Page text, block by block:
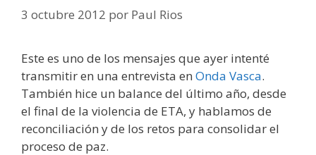
3 octubre 2012 por Paul Rios
Este es uno de los mensajes que ayer intenté
transmitir en una entrevista en Onda Vasca.
También hice un balance del último año, desde
el final de la violencia de ETA, y hablamos de
reconciliación y de los retos para consolidar el
proceso de paz.